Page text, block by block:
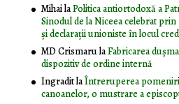
MihailaPolitica antiortodoxă a
Sinodul de la Niceea celebrat
și declarații unioniste în locul
MD CrismarulaFabricarea
dispozitiv de ordine internă
IngraditlaÎntreruperea
canoanelor, o mustrare a